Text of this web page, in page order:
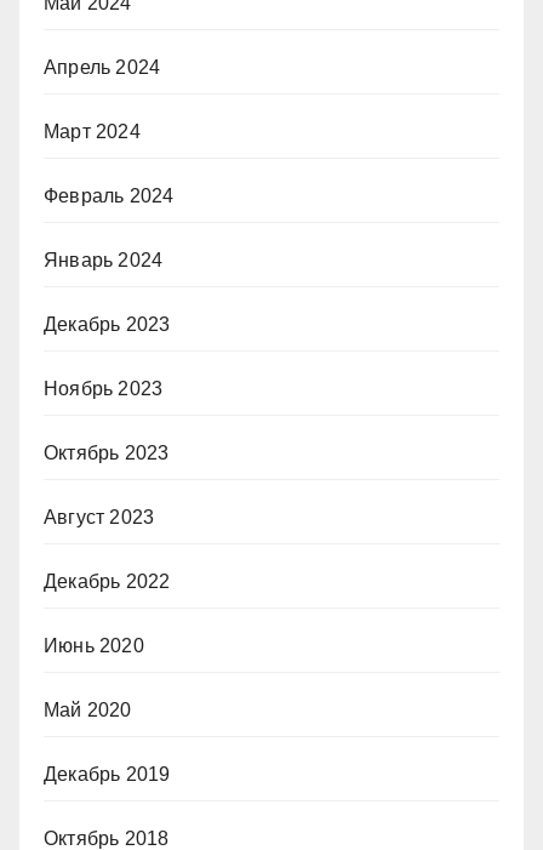
Апрель 2024
Март 2024
Февраль 2024
Январь 2024
Декабрь 2023
Ноябрь 2023
Октябрь 2023
Август 2023
Декабрь 2022
Июнь 2020
Май 2020
Декабрь 2019
Октябрь 2018